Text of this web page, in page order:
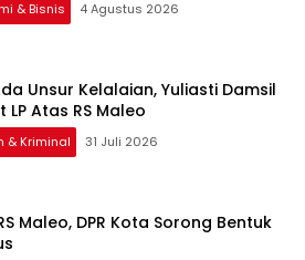
& Bisnis 4 Agustus 2026
Unsur Kelalaian, Yuliasti Damsil
LP Atas RS Maleo
& Kriminal 31 Juli 2026
Maleo, DPR Kota Sorong Bentuk